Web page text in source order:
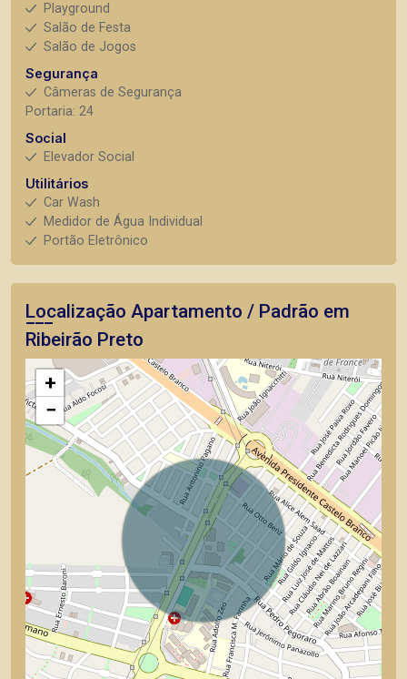
Playground
Salão de Festa
Salão de Jogos
Segurança
Câmeras de Segurança
Portaria: 24
Social
Elevador Social
Utilitários
Car Wash
Medidor de Água Individual
Portão Eletrônico
Localização Apartamento / Padrão em
Ribeirão Preto
+
−